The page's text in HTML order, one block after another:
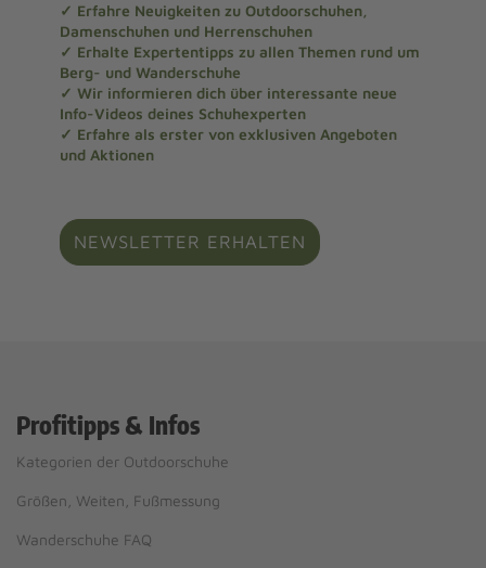
✓ Erfahre Neuigkeiten zu Outdoorschuhen,
Damenschuhen und Herrenschuhen
✓ Erhalte Expertentipps zu allen Themen rund um
Berg- und Wanderschuhe
✓ Wir informieren dich über interessante neue
Info-Videos deines Schuhexperten
✓ Erfahre als erster von exklusiven Angeboten
und Aktionen
NEWSLETTER ERHALTEN
Profitipps & Infos
Kategorien der Outdoorschuhe
Größen, Weiten, Fußmessung
Wanderschuhe FAQ